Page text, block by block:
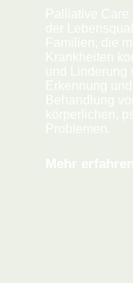
Palliative Care
der
Familien, die
Krankheiten
und Linderung
Erkennung
Behandlung
körperlichen,
Problemen.
Mehr erfahren